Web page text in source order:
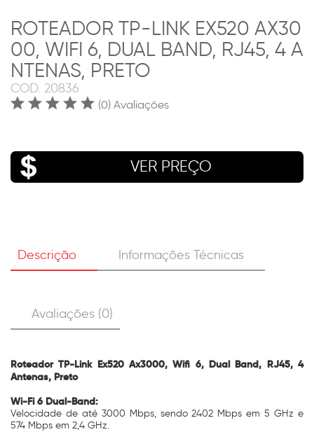
ROTEADOR TP-LINK EX520 AX30
00, WIFI 6, DUAL BAND, RJ45, 4 A
NTENAS, PRETO
COD. 20836
(0) Avaliações
VER PREÇO
Descrição Informações Técnicas
Avaliações (0)
Roteador TP-Link Ex520 Ax3000, Wifi 6, Dual Band, RJ45, 4
Antenas, Preto
Wi-Fi 6 Dual-Band:
Velocidade de até 3000 Mbps, sendo 2402 Mbps em 5 GHz e
574 Mbps em 2,4 GHz.